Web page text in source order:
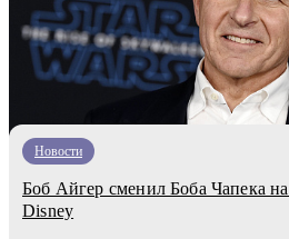
Новости
Боб Айгер сменил Боба Чапека
Disney